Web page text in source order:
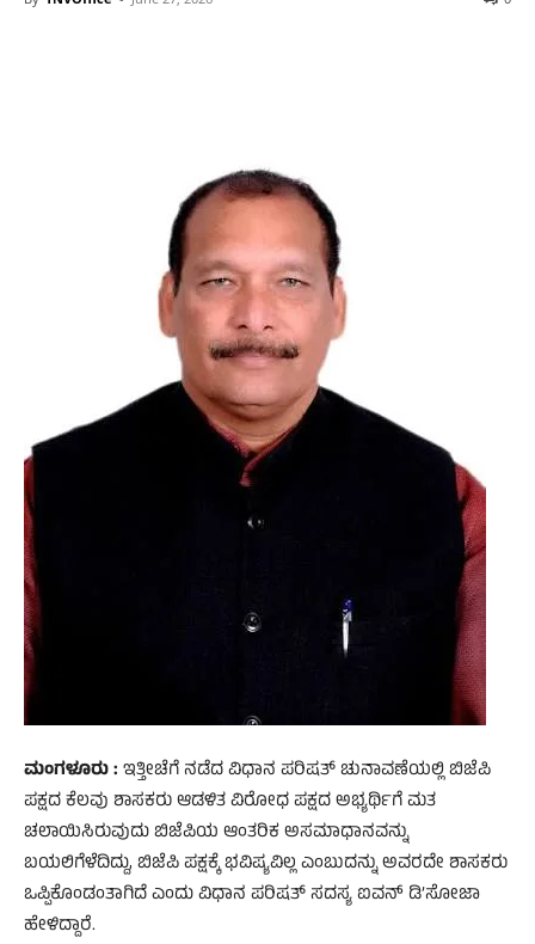
ಮಂಗಳೂರು : ಇತ್ತೀಚೆಗೆ ನಡೆದ ವಿಧಾನ ಪರಿಷತ್ ಚುನಾವಣೆಯಲ್ಲಿ ಬಿಜೆಪಿ
ಪಕ್ಷದ ಕೆಲವು ಶಾಸಕರು ಆಡಳಿತ ವಿರೋಧ ಪಕ್ಷದ ಅಭ್ಯರ್ಥಿಗೆ ಮತ
ಚಲಾಯಿಸಿರುವುದು ಬಿಜೆಪಿಯ ಆಂತರಿಕ ಅಸಮಾಧಾನವನ್ನು
ಬಯಲಿಗೆಳೆದಿದ್ದು, ಬಿಜೆಪಿ ಪಕ್ಷಕ್ಕೆ ಭವಿಷ್ಯವಿಲ್ಲ ಎಂಬುದನ್ನು ಅವರದೇ ಶಾಸಕರು
ಒಪ್ಪಿಕೊಂಡಂತಾಗಿದೆ ಎಂದು ವಿಧಾನ ಪರಿಷತ್ ಸದಸ್ಯ ಐವನ್ ಡಿ’ಸೋಜಾ
ಹೇಳಿದ್ದಾರೆ.